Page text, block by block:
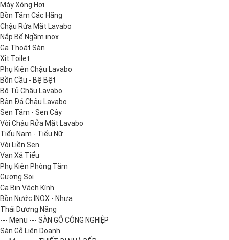
Máy Xông Hơi
Bồn Tắm Các Hãng
Chậu Rửa Mặt Lavabo
Nắp Bể Ngầm inox
Ga Thoát Sàn
Xịt Toilet
Phụ Kiện Chậu Lavabo
Bồn Cầu - Bệ Bệt
Bộ Tủ Chậu Lavabo
Bàn Đá Chậu Lavabo
Sen Tắm - Sen Cây
Vòi Chậu Rửa Mặt Lavabo
Tiểu Nam - Tiểu Nữ
Vòi Liền Sen
Van Xả Tiểu
Phụ Kiện Phòng Tắm
Gương Soi
Ca Bin Vách Kính
Bồn Nước INOX - Nhựa
Thái Dương Năng
--- Menu --- SÀN GỖ CÔNG NGHIỆP
Sàn Gỗ Liên Doanh